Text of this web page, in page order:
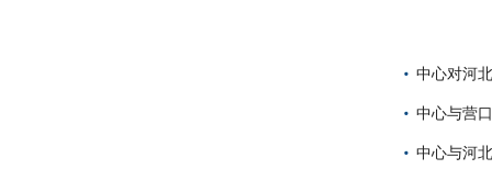
中心对河
中心与营
中心与河